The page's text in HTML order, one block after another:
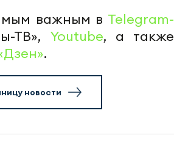
важным в Telegram-
ТВ», Youtube, а также
.
новости